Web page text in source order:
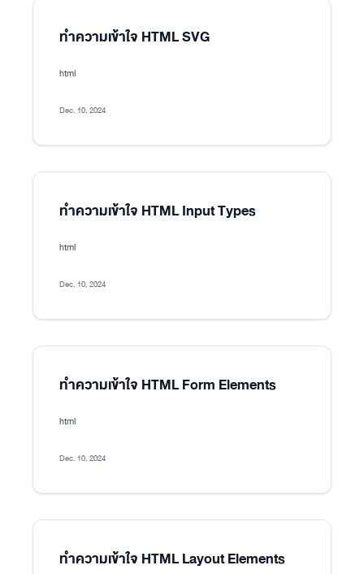
ทำความเข้าใจ HTML SVG
html
Dec. 10, 2024
ทำความเข้าใจ HTML Input Types
html
Dec. 10, 2024
ทำความเข้าใจ HTML Form Elements
html
Dec. 10, 2024
ทำความเข้าใจ HTML Layout Elements